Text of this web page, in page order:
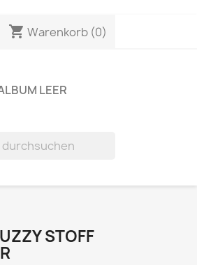
shopping_cart Warenkorb (0)
LEER
STOFF